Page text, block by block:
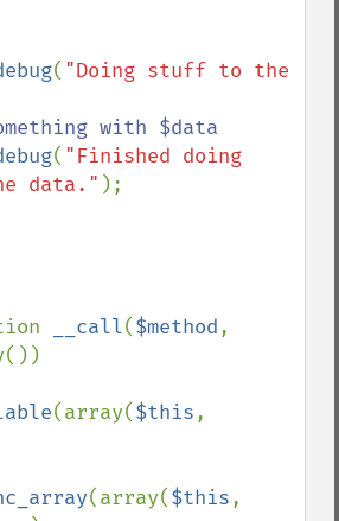
( "Doing stuff to the
with $data
( "Finished doing
data." );
__call($method
(array($this
(array($this